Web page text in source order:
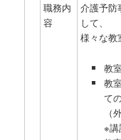
職務内
容
介護予防
して、
様々な教
教
教
て
（
※講